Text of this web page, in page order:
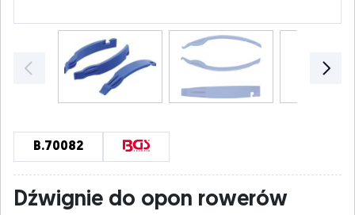
B.70082
Dźwignie do opon rowerów